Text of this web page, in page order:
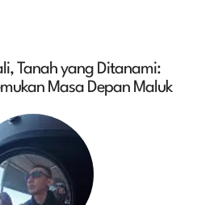
Tanah yang Ditanami:
Masa Depan Maluk